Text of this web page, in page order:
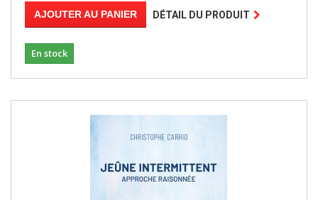
AJOUTER AU PANIER DÉTAIL DU PRODUIT
En stock